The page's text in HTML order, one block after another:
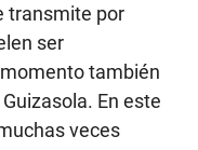
transmite por
ser
también
En este
veces